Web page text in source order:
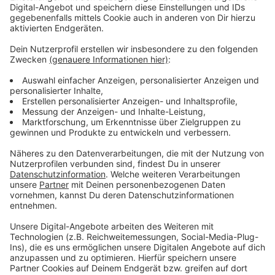
Anzeige
Woche eine halbe Million Impfdosen bekommen.
Schon jetzt bekommen über 60% der Menschen in
NRW ihre Impfung beim Hausarzt.
Anzeige
Weitere Infos und Links zum Thema
Anzeige
Düsseldorf: Immer mehr Impfungen bei
Hausärzten